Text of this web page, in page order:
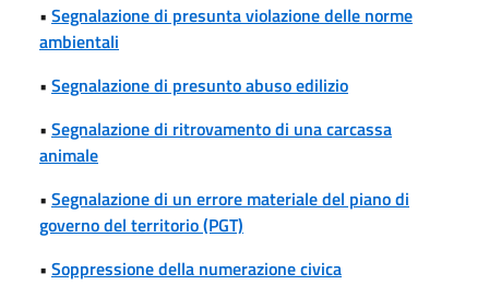
• Segnalazione di presunta violazione delle norme
ambientali
• Segnalazione di presunto abuso edilizio
• Segnalazione di ritrovamento di una carcassa
animale
• Segnalazione di un errore materiale del piano di
governo del territorio (PGT)
• Soppressione della numerazione civica